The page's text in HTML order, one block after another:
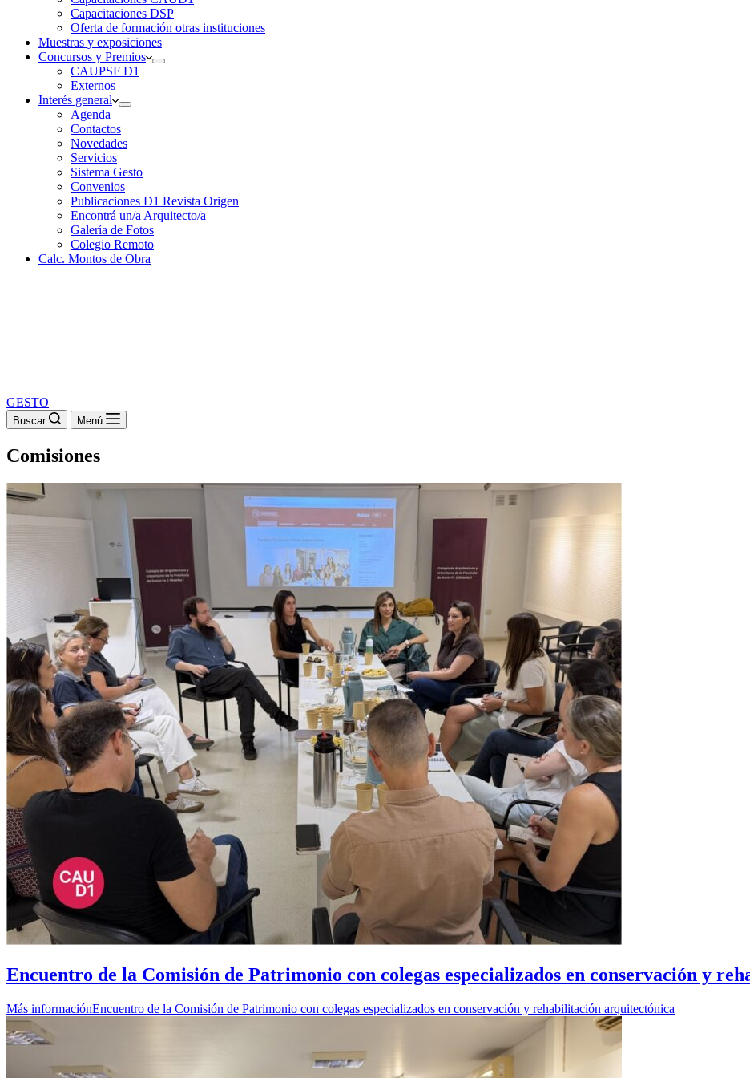
Capacitaciones DSP
Oferta de formación otras instituciones
Muestras y exposiciones
Concursos y Premios
CAUPSF D1
Externos
Interés general
Agenda
Contactos
Novedades
Servicios
Sistema Gesto
Convenios
Publicaciones D1 Revista Origen
Encontrá un/a Arquitecto/a
Galería de Fotos
Colegio Remoto
Calc. Montos de Obra
GESTO
Buscar Menú
Comisiones
Encuentro de la Comisión de Patrimonio con colegas especializados en conservación y
Más informaciónEncuentro de la Comisión de Patrimonio con colegas especializados en conservación y rehabilitación arquitectónica